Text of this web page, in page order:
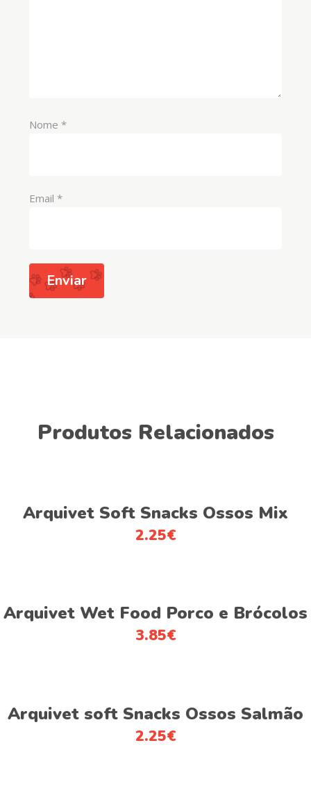
Nome *
Email *
Produtos Relacionados
Adicionar
Arquivet Soft Snacks Ossos Mix
2.25€
Adicionar
Arquivet Wet Food Porco e Brócolos
3.85€
Adicionar
Arquivet soft Snacks Ossos Salmão
2.25€